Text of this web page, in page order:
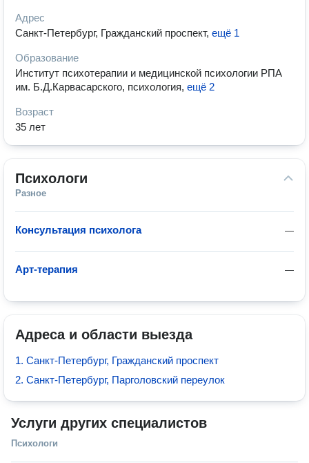
Адрес
Санкт-Петербург, Гражданский проспект, ещё 1
Образование
Институт психотерапии и медицинской психологии РПА
им. Б.Д.Карвасарского, психология, ещё 2
Возраст
35 лет
Психологи
Разное
—
Консультация психолога
—
Арт-терапия
Адреса и области выезда
1. Санкт-Петербург, Гражданский проспект
2. Санкт-Петербург, Парголовский переулок
Услуги других специалистов
Психологи